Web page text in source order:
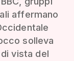
affermano
solleva
vista del